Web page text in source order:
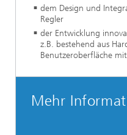
dem Design und
Regler
der Entwicklung
z.B. bestehend aus
Benutzeroberfläche
Mehr